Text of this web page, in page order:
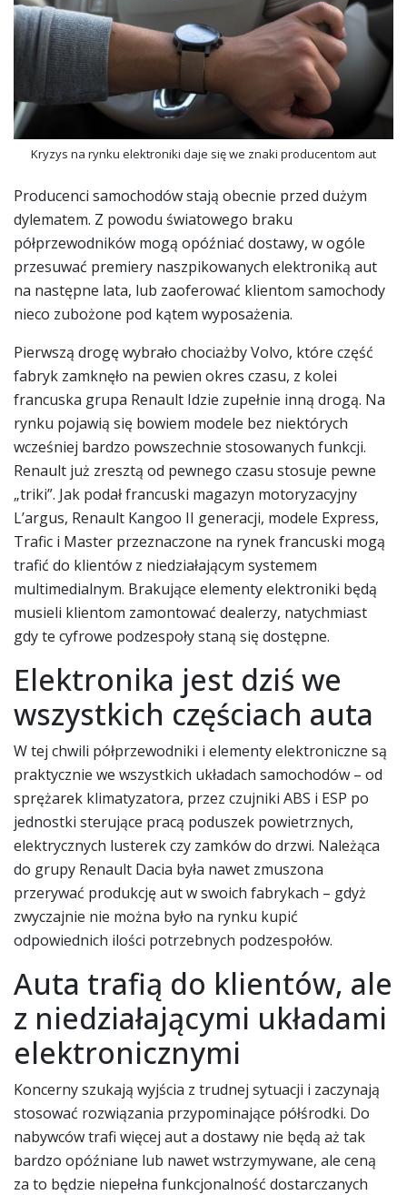
Kryzys na rynku elektroniki daje się we znaki producentom aut
Producenci samochodów stają obecnie przed dużym
dylematem. Z powodu światowego braku
półprzewodników mogą opóźniać dostawy, w ogóle
przesuwać premiery naszpikowanych elektroniką aut
na następne lata, lub zaoferować klientom samochody
nieco zubożone pod kątem wyposażenia.
Pierwszą drogę wybrało chociażby Volvo, które część
fabryk zamknęło na pewien okres czasu, z kolei
francuska grupa Renault Idzie zupełnie inną drogą. Na
rynku pojawią się bowiem modele bez niektórych
wcześniej bardzo powszechnie stosowanych funkcji.
Renault już zresztą od pewnego czasu stosuje pewne
„triki”. Jak podał francuski magazyn motoryzacyjny
L’argus, Renault Kangoo II generacji, modele Express,
Trafic i Master przeznaczone na rynek francuski mogą
trafić do klientów z niedziałającym systemem
multimedialnym. Brakujące elementy elektroniki będą
musieli klientom zamontować dealerzy, natychmiast
gdy te cyfrowe podzespoły staną się dostępne.
Elektronika jest dziś we
wszystkich częściach auta
W tej chwili półprzewodniki i elementy elektroniczne są
praktycznie we wszystkich układach samochodów – od
sprężarek klimatyzatora, przez czujniki ABS i ESP po
jednostki sterujące pracą poduszek powietrznych,
elektrycznych lusterek czy zamków do drzwi. Należąca
do grupy Renault Dacia była nawet zmuszona
przerywać produkcję aut w swoich fabrykach – gdyż
zwyczajnie nie można było na rynku kupić
odpowiednich ilości potrzebnych podzespołów.
Auta trafią do klientów, ale
z niedziałającymi układami
elektronicznymi
Koncerny szukają wyjścia z trudnej sytuacji i zaczynają
stosować rozwiązania przypominające półśrodki. Do
nabywców trafi więcej aut a dostawy nie będą aż tak
bardzo opóźniane lub nawet wstrzymywane, ale ceną
za to będzie niepełna funkcjonalność dostarczanych